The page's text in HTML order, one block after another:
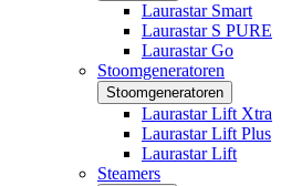
Laurastar Smart
Laurastar S PURE
Laurastar Go
Stoomgeneratoren
Stoomgeneratoren
Laurastar Lift Xtra
Laurastar Lift Plus
Laurastar Lift
Steamers